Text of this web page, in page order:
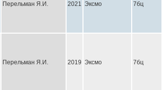
Перельман Я.И. 2021 Эксмо 7бц
Перельман Я.И. 2019 Эксмо 7бц